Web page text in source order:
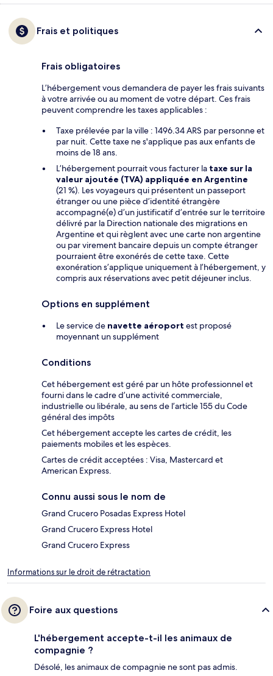
Frais et politiques
Frais obligatoires
L’hébergement vous demandera de payer les frais suivants
à votre arrivée ou au moment de votre départ. Ces frais
peuvent comprendre les taxes applicables :
Taxe prélevée par la ville : 1496.34 ARS par personne et
par nuit. Cette taxe ne s'applique pas aux enfants de
moins de 18 ans.
L’hébergement pourrait vous facturer la taxe sur la
valeur ajoutée (TVA) appliquée en Argentine
(21 %). Les voyageurs qui présentent un passeport
étranger ou une pièce d’identité étrangère
accompagné(e) d’un justificatif d’entrée sur le territoire
délivré par la Direction nationale des migrations en
Argentine et qui règlent avec une carte non argentine
ou par virement bancaire depuis un compte étranger
pourraient être exonérés de cette taxe. Cette
exonération s’applique uniquement à l’hébergement, y
compris aux réservations avec petit déjeuner inclus.
Options en supplément
Le service de navette aéroport est proposé
moyennant un supplément
Conditions
Cet hébergement est géré par un hôte professionnel et
fourni dans le cadre d’une activité commerciale,
industrielle ou libérale, au sens de l’article 155 du Code
général des impôts
Cet hébergement accepte les cartes de crédit, les
paiements mobiles et les espèces.
Cartes de crédit acceptées : Visa, Mastercard et
American Express.
Connu aussi sous le nom de
Grand Crucero Posadas Express Hotel
Grand Crucero Express Hotel
Grand Crucero Express
Informations sur le droit de rétractation
Foire aux questions
L'hébergement accepte-t-il les animaux de
compagnie ?
Désolé, les animaux de compagnie ne sont pas admis.